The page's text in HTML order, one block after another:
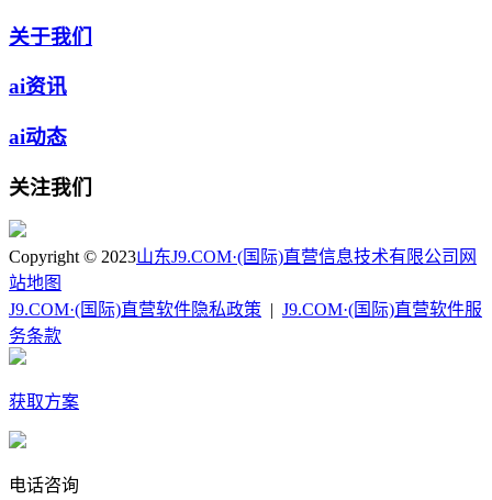
关于我们
ai资讯
ai动态
关注我们
Copyright © 2023山东J9.COM·(国际)直营信息技术有限公司 网
站地图
J9.COM·(国际)直营软件隐私政策
J9.COM·(国际)直营软件服
务条款
获取方案
电话咨询